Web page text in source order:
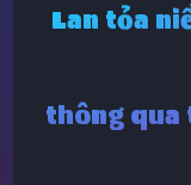
Lan tỏa
thông qua